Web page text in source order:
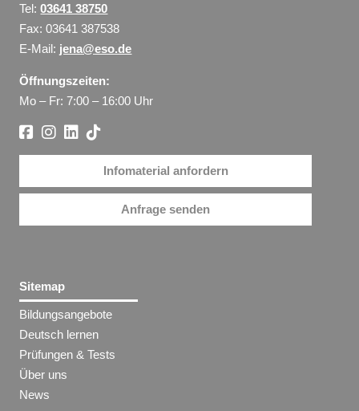
Tel:03641 38750
Fax: 03641 387538
E-Mail: jena@eso.de
Öffnungszeiten:
Mo – Fr: 7:00 – 16:00 Uhr
Infomaterial anfordern
Anfrage senden
Sitemap
Bildungsangebote
Deutsch lernen
Prüfungen & Tests
Über uns
News